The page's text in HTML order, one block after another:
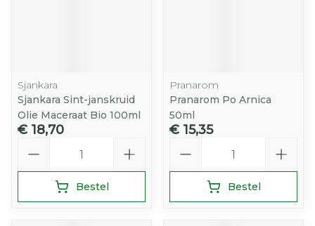
Sjankara
Sjankara Sint-janskruid
Olie Maceraat Bio 100ml
€ 18,70
Bestel
Pranarom
Pranarom Po Arnica
50ml
€ 15,35
Bestel